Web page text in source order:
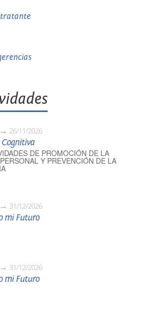
26/11/2026
DE PROMOCIÓN DE LA
Y PREVENCIÓN DE LA
31/12/2026
mi Futuro
31/12/2026
mi Futuro